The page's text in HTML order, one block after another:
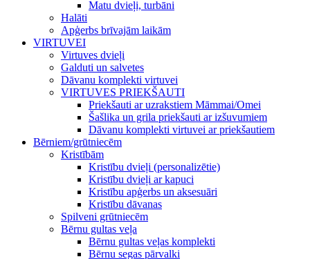
Matu dvieļi, turbāni
Halāti
Apģerbs brīvajām laikām
VIRTUVEI
Virtuves dvieļi
Galduti un salvetes
Dāvanu komplekti virtuvei
VIRTUVES PRIEKŠAUTI
Priekšauti ar uzrakstiem Māmmai/Omei
Šašlika un grila priekšauti ar izšuvumiem
Dāvanu komplekti virtuvei ar priekšautiem
Bērniem/grūtniecēm
Kristībām
Kristību dvieļi (personalizētie)
Kristību dvieļi ar kapuci
Kristību apģerbs un aksesuāri
Kristību dāvanas
Spilveni grūtniecēm
Bērnu gultas veļa
Bērnu gultas veļas komplekti
Bērnu segas pārvalki